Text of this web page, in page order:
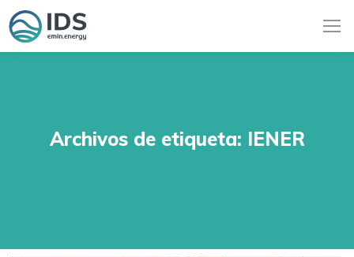
Archivos de etiqueta: IENER